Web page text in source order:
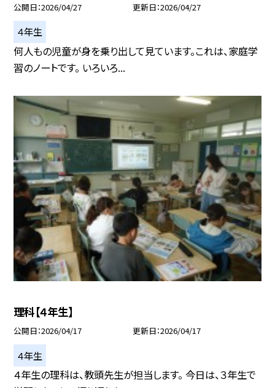
公開日 2026/04/27 更新日 2026/04/27
４年生
何人もの児童が身を乗り出して見ています。これは、家庭学
習のノートです。 いろいろ...
理科【４年生】
公開日 2026/04/17 更新日 2026/04/17
４年生
４年生の理科は、教頭先生が担当します。 今日は、３年生で